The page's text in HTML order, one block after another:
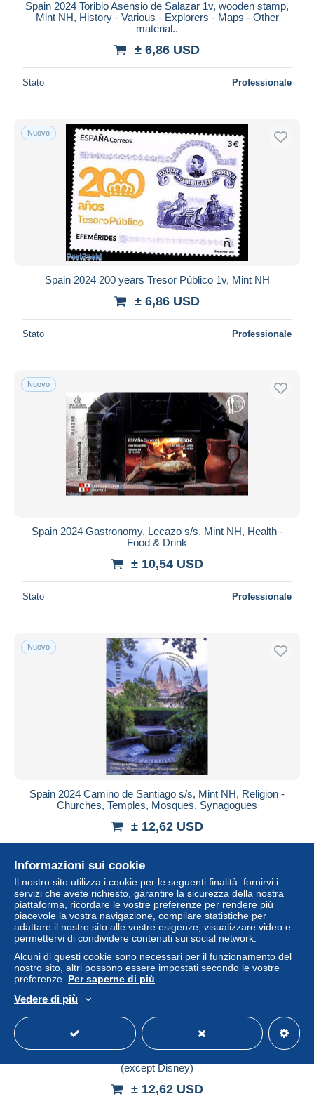
Spain 2024 Toribio Asensio de Salazar 1v, wooden stamp,
Mint NH, History - Various - Explorers - Maps - Other
material..
± 6,86 USD
Stato Professionale
Nuovo
Spain 2024 200 years Tresor Público 1v, Mint NH
± 6,86 USD
Stato Professionale
Nuovo
Spain 2024 Gastronomy, Lecazo s/s, Mint NH, Health -
Food & Drink
± 10,54 USD
Stato Professionale
Nuovo
Spain 2024 Camino de Santiago s/s, Mint NH, Religion -
Churches, Temples, Mosques, Synagogues
± 12,62 USD
Stato
Nuovo
(except Disney)
± 12,62 USD
Informazioni sui cookie
Il nostro sito utilizza i cookie per le seguenti finalità: fornirvi i
servizi che avete richiesto, garantire la sicurezza della nostra
piattaforma, ricordare le vostre preferenze per rendere più
piacevole la vostra navigazione, compilare statistiche per
adattare il nostro sito alle vostre esigenze, visualizzare video e
permettervi di condividere contenuti sui social network.
Alcuni di questi cookie sono necessari per il funzionamento del
nostro sito, altri possono essere impostati secondo le vostre
preferenze. Per saperne di più
Vedere di più